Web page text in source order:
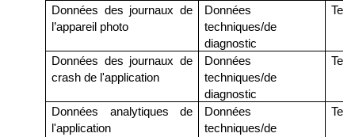
Données des journaux de
l’appareil photo
Données
techniques/de
diagnostic
Données des journaux de
crash de l'application
Données
techniques/de
diagnostic
Données analytiques de
l'application
Données
techniques/de